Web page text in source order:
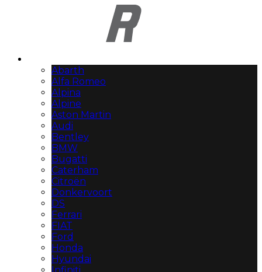
Abarth
Alfa Romeo
Alpina
Alpine
Aston Martin
Audi
Bentley
BMW
Bugatti
Caterham
Citroën
Donkervoort
DS
Ferrari
FIAT
Ford
Honda
Hyundai